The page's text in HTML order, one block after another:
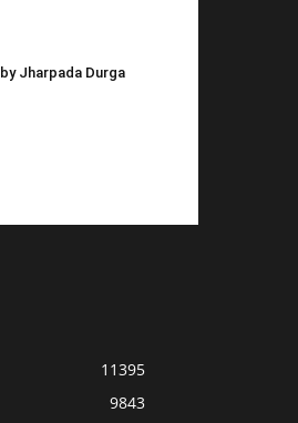
Jharpada Durga
11395
9843